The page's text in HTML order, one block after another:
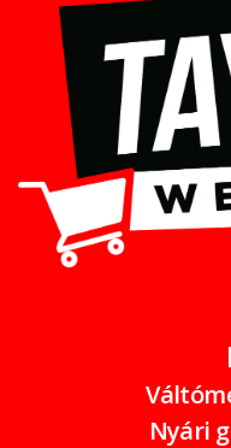
Nyári